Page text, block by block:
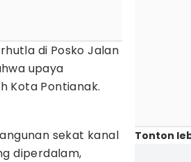
di Posko Jalan
upaya
Kota Pontianak.
sekat kanal
diperdalam,
Tonton